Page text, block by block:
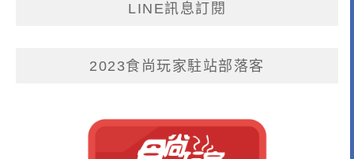
LINE訊息訂閱
2023食尚玩家駐站部落客